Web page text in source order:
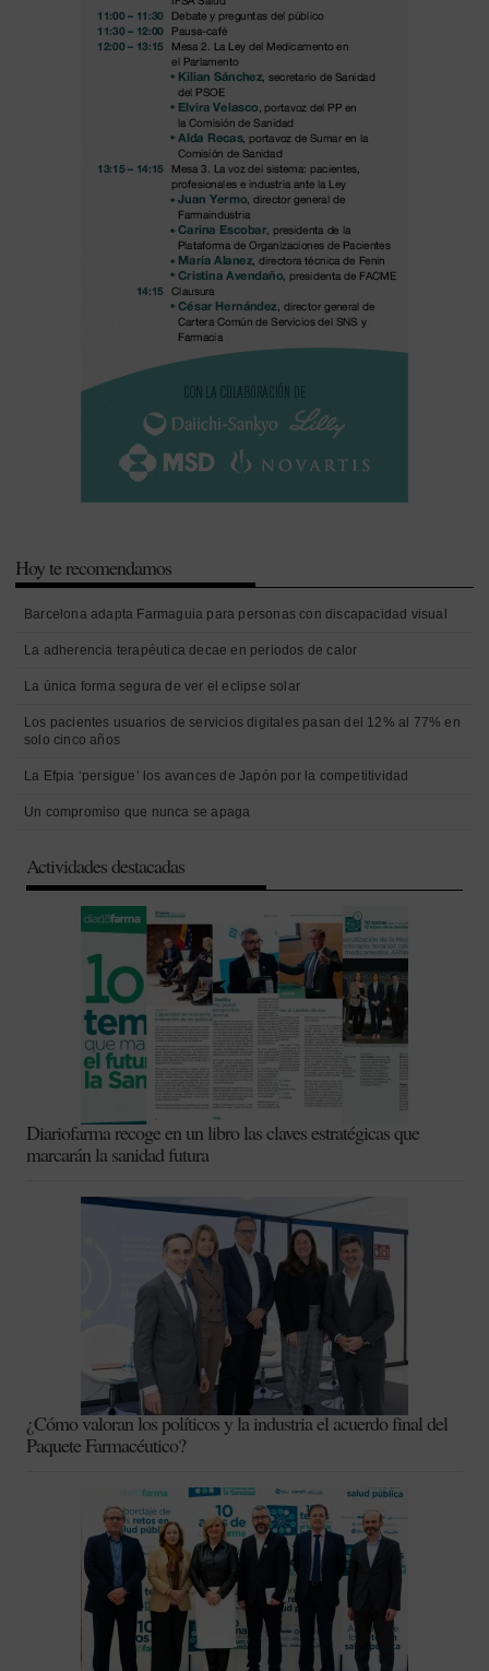
Hoy te recomendamos
Barcelona adapta Farmaguia para personas con discapacidad visual
La adherencia terapéutica decae en periodos de calor
La única forma segura de ver el eclipse solar
Los pacientes usuarios de servicios digitales pasan del 12% al 77% en
solo cinco años
La Efpia ‘persigue’ los avances de Japón por la competitividad
Un compromiso que nunca se apaga
Actividades destacadas
Diariofarma recoge en un libro las claves estratégicas que
marcarán la sanidad futura
¿Cómo valoran los políticos y la industria el acuerdo final del
Paquete Farmacéutico?